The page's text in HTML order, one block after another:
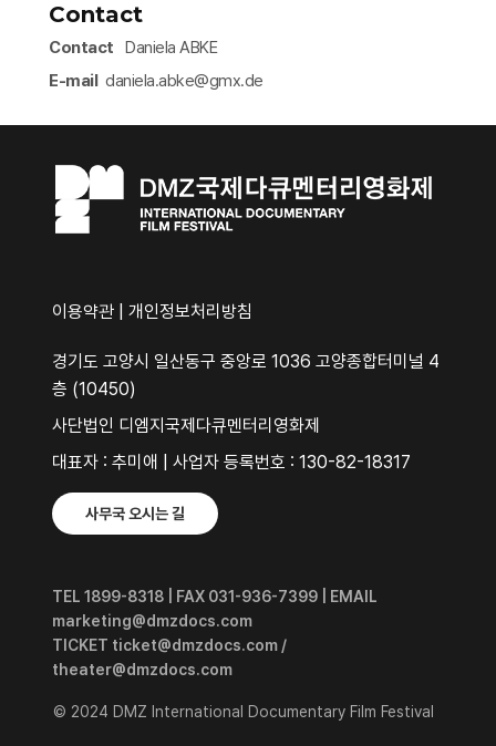
Contact
Contact Daniela ABKE
E-maildaniela.abke@gmx.de​
이용약관 개인정보처리방침
경기도 고양시 일산동구 중앙로 1036 고양종합터미널 4
층 (10450)
사단법인 디엠지국제다큐멘터리영화제
대표자 : 추미애 | 사업자 등록번호 : 130-82-18317
사무국 오시는 길
TEL 1899-8318 | FAX 031-936-7399 | EMAIL
marketing@dmzdocs.com
TICKET ticket@dmzdocs.com /
theater@dmzdocs.com
© 2024 DMZ International Documentary Film Festival